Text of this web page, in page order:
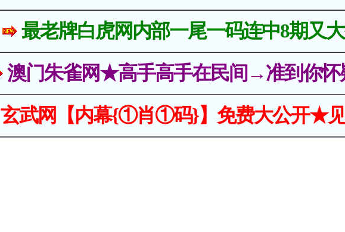
最老牌白虎网内部一尾一码连中8期又
澳门朱雀网★高手高手在民间→准到你怀
玄武网【内幕{①肖①码}】免费大公开★